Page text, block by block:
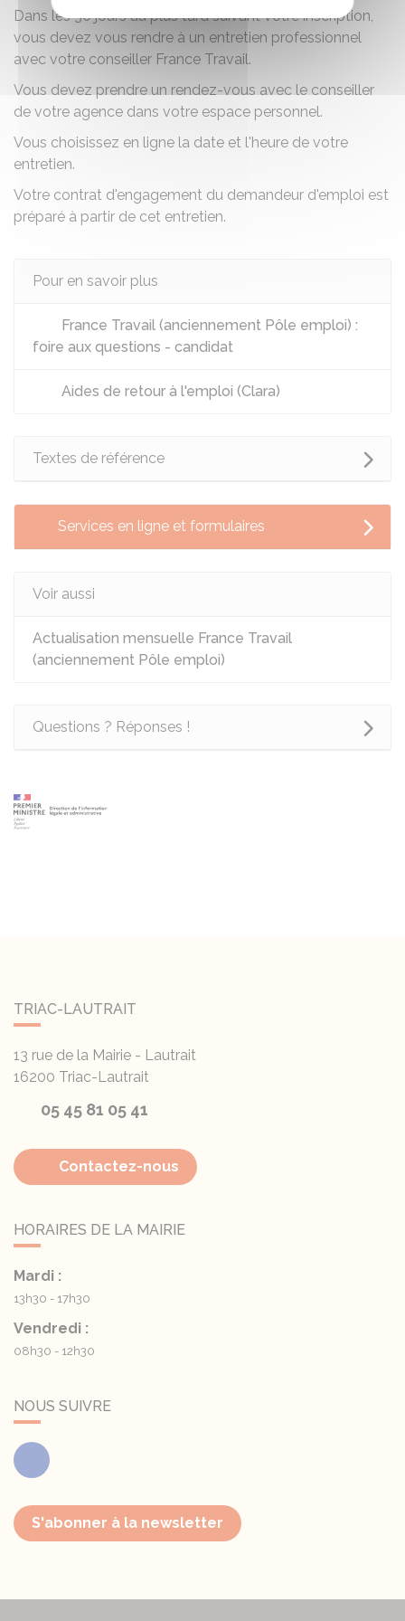
Dans les 30 jours au plus tard suivant votre inscription,
vous devez vous rendre à un entretien professionnel
avec votre conseiller France Travail.
Vous devez prendre un rendez-vous avec le conseiller
de votre agence dans votre espace personnel.
Vous choisissez en ligne la date et l'heure de votre
entretien.
Votre contrat d'engagement du demandeur d'emploi est
préparé à partir de cet entretien.
Pour en savoir plus
France Travail (anciennement Pôle emploi) :
foire aux questions - candidat
Aides de retour à l'emploi (Clara)
Textes de référence
Services en ligne et formulaires
Voir aussi
Actualisation mensuelle France Travail
(anciennement Pôle emploi)
Questions ? Réponses !
TRIAC-LAUTRAIT
13 rue de la Mairie - Lautrait
16200 Triac-Lautrait
05 45 81 05 41
Contactez-nous
HORAIRES DE LA MAIRIE
Mardi :
13h30 - 17h30
Vendredi :
08h30 - 12h30
NOUS SUIVRE
Facebook
S'abonner à la newsletter